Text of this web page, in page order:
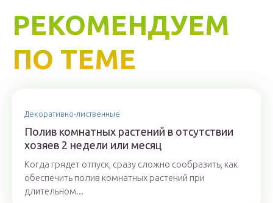
РЕКОМЕНДУЕМ
ПО ТЕМЕ
Декоративно-лиственные
Полив комнатных растений в отсутствии
хозяев 2 недели или месяц
Когда грядет отпуск, сразу сложно сообразить, как
обеспечить полив комнатных растений при
длительном...